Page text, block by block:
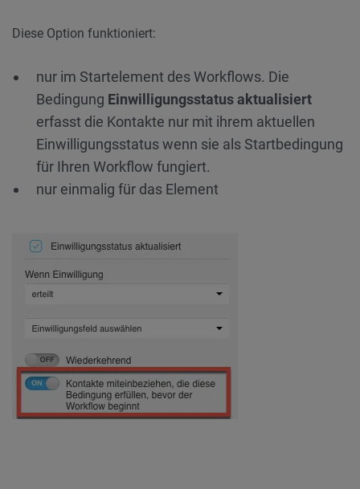
Diese Option funktioniert:
nur im Startelement des Workflows. Die
Bedingung Einwilligungsstatus aktualisiert
erfasst die Kontakte nur mit ihrem aktuellen
Einwilligungsstatus wenn sie als Startbedingung
für Ihren Workflow fungiert.
nur einmalig für das Element